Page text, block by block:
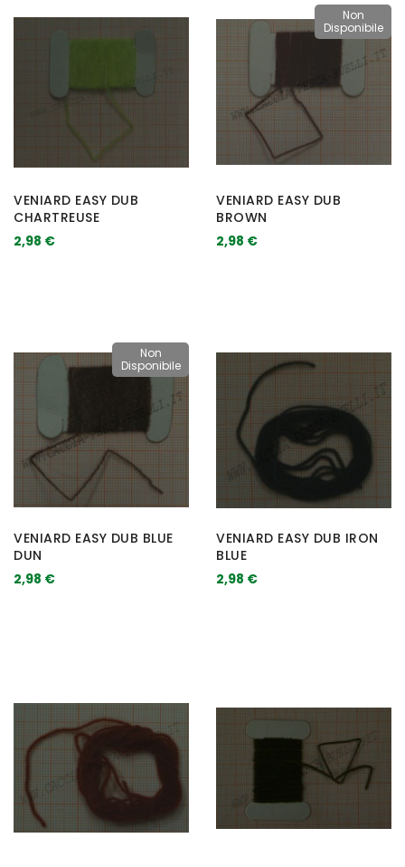
VENIARD EASY DUB
CHARTREUSE
2,98 €
Non
Disponibile
VENIARD EASY DUB
BROWN
2,98 €
Non
Disponibile
VENIARD EASY DUB BLUE
DUN
2,98 €
VENIARD EASY DUB IRON
BLUE
2,98 €